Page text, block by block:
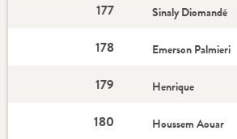
177 Sinaly Diomandé
178 Emerson Palmieri
179 Henrique
180 Houssem Aouar